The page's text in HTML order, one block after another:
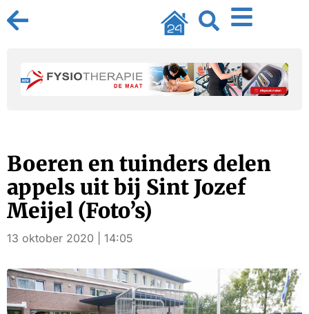
Boeren en tuinders delen
appels uit bij Sint Jozef
Meijel (Foto’s)
13 oktober 2020 | 14:05